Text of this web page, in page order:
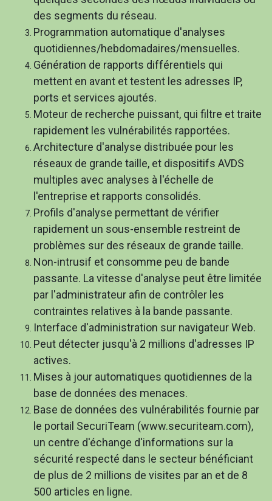
des segments du réseau.
Programmation automatique d'analyses
quotidiennes/hebdomadaires/mensuelles.
Génération de rapports différentiels qui
mettent en avant et testent les adresses IP,
ports et services ajoutés.
Moteur de recherche puissant, qui filtre et traite
rapidement les vulnérabilités rapportées.
Architecture d'analyse distribuée pour les
réseaux de grande taille, et dispositifs AVDS
multiples avec analyses à l'échelle de
l'entreprise et rapports consolidés.
Profils d'analyse permettant de vérifier
rapidement un sous-ensemble restreint de
problèmes sur des réseaux de grande taille.
Non-intrusif et consomme peu de bande
passante. La vitesse d'analyse peut être limitée
par l'administrateur afin de contrôler les
contraintes relatives à la bande passante.
Interface d'administration sur navigateur Web.
Peut détecter jusqu'à 2 millions d'adresses IP
actives.
Mises à jour automatiques quotidiennes de la
base de données des menaces.
Base de données des vulnérabilités fournie par
le portail SecuriTeam (www.securiteam.com),
un centre d'échange d'informations sur la
sécurité respecté dans le secteur bénéficiant
de plus de 2 millions de visites par an et de 8
500 articles en ligne.